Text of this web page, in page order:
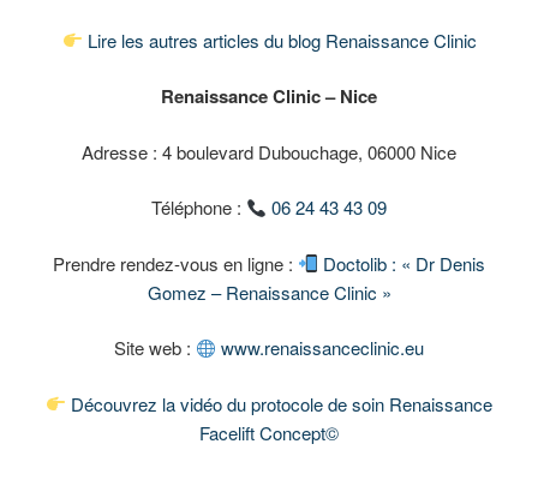
Lire les autres articles du blog Renaissance Clinic
Renaissance Clinic – Nice
Adresse : 4 boulevard Dubouchage, 06000 Nice
Téléphone : 06 24 43 43 09
Prendre rendez-vous en ligne :
Doctolib : « Dr Denis
Gomez – Renaissance Clinic »
Site web : www.renaissanceclinic.eu
Découvrez la vidéo du protocole de soin Renaissance
Facelift Concept©